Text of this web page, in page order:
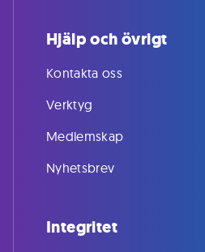
Hjälp och övrigt
Kontakta oss
Verktyg
Medlemskap
Nyhetsbrev
Integritet